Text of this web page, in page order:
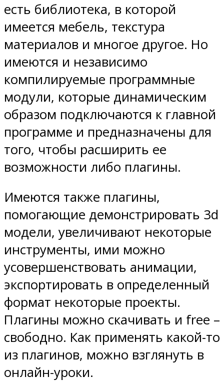
есть библиотека, в которой
имеется мебель, текстура
материалов и многое другое. Но
имеются и независимо
компилируемые программные
модули, которые динамическим
образом подключаются к главной
программе и предназначены для
того, чтобы расширить ее
возможности либо плагины.
Имеются также плагины,
помогающие демонстрировать 3d
модели, увеличивают некоторые
инструменты, ими можно
усовершенствовать анимации,
экспортировать в определенный
формат некоторые проекты.
Плагины можно скачивать и free –
свободно. Как применять какой-то
из плагинов, можно взглянуть в
онлайн-уроки.